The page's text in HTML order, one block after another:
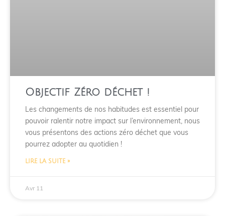
Objectif Zéro déchet !
Les changements de nos habitudes est essentiel pour
pouvoir ralentir notre impact sur l’environnement, nous
vous présentons des actions zéro déchet que vous
pourrez adopter au quotidien !
LIRE LA SUITE »
Avr 11